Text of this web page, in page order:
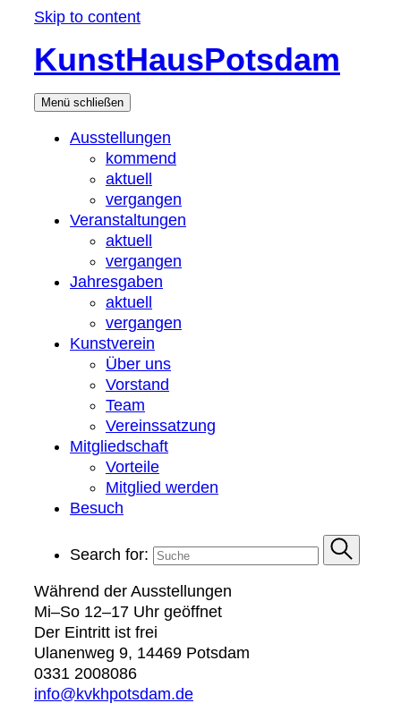
Skip to content
KunstHausPotsdam
Menü schließen
Ausstellungen
kommend
aktuell
vergangen
Veranstaltungen
aktuell
vergangen
Jahresgaben
aktuell
vergangen
Kunstverein
Über uns
Vorstand
Team
Vereinssatzung
Mitgliedschaft
Vorteile
Mitglied werden
Besuch
Search for:
Während der Ausstellungen
Mi–So 12–17 Uhr geöffnet
Der Eintritt ist frei
Ulanenweg 9, 14469 Potsdam
0331 2008086
info@kvkhpotsdam.de